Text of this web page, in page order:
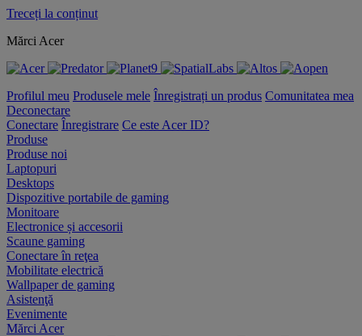
Treceți la conținut
Mărci Acer
Profilul meu Produsele mele Înregistrați un produs Comunitatea mea
Deconectare
Conectare Înregistrare Ce este Acer ID?
Produse
Produse noi
Laptopuri
Desktops
Dispozitive portabile de gaming
Monitoare
Electronice și accesorii
Scaune gaming
Conectare în reţea
Mobilitate electrică
Wallpaper de gaming
Asistenţă
Evenimente
Mărci Acer